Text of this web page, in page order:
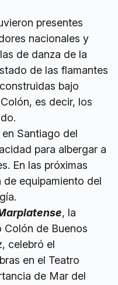
presentes
nacionales y
de danza de la
de las flamantes
bajo
es decir, los
Santiago del
para albergar a
En las próximas
de equipamiento del
, la
Colón de Buenos
celebró el
en el Teatro
de Mar del